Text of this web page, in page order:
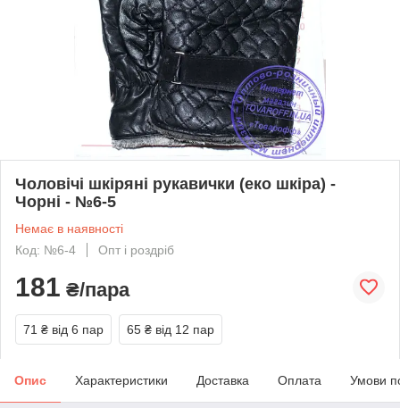
Чоловічі шкіряні рукавички (еко шкіра) -
Чорні - №6-5
Немає в наявності
Код: №6-4
Опт і роздріб
181 ₴/пара
71 ₴ від 6 пар 65 ₴ від 12 пар
Опис Характеристики Доставка Оплата Умови